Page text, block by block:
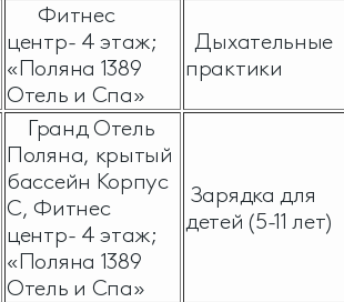
Фитнес
центр- 4 этаж;
«Поляна 1389
Отель и Спа»
Дыхательные
практики
Гранд Отель
Поляна, крытый
бассейн Корпус
С, Фитнес
центр- 4 этаж;
«Поляна 1389
Отель и Спа»
Зарядка для
детей (5-11 лет)